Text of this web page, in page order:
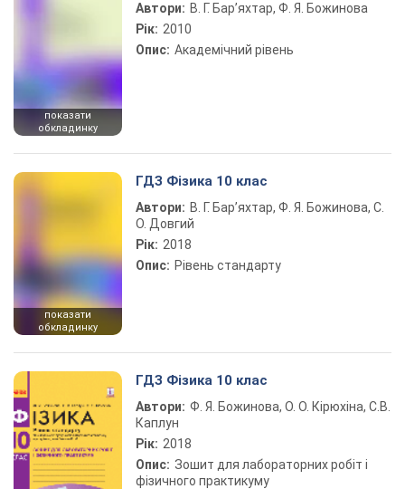
показати
обкладинку
Автори: В. Г. Бар’яхтар, Ф. Я. Божинова
Рік: 2010
Опис: Академічний рівень
показати
обкладинку
ГДЗ Фізика 10 клас
Автори: В. Г. Бар’яхтар, Ф. Я. Божинова, С.
О. Довгий
Рік: 2018
Опис: Рівень стандарту
ГДЗ Фізика 10 клас
Автори: Ф. Я. Божинова, О. О. Кірюхіна, С.В.
Каплун
Рік: 2018
Опис: Зошит для лабораторних робіт і
фізичного практикуму